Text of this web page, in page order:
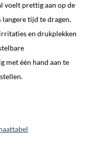
voelt prettig aan op de
tijd te dragen.
en drukplekken
met één hand aan te